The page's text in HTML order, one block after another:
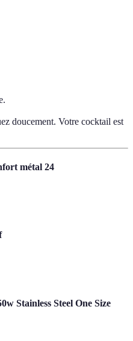
doucement. Votre cocktail est
métal 24
Stainless Steel One Size